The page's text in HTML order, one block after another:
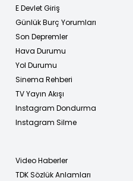
E Devlet Giriş
Günlük Burç Yorumları
Son Depremler
Hava Durumu
Yol Durumu
Sinema Rehberi
TV Yayın Akışı
Instagram Dondurma
Instagram Silme
Video Haberler
TDK Sözlük Anlamları